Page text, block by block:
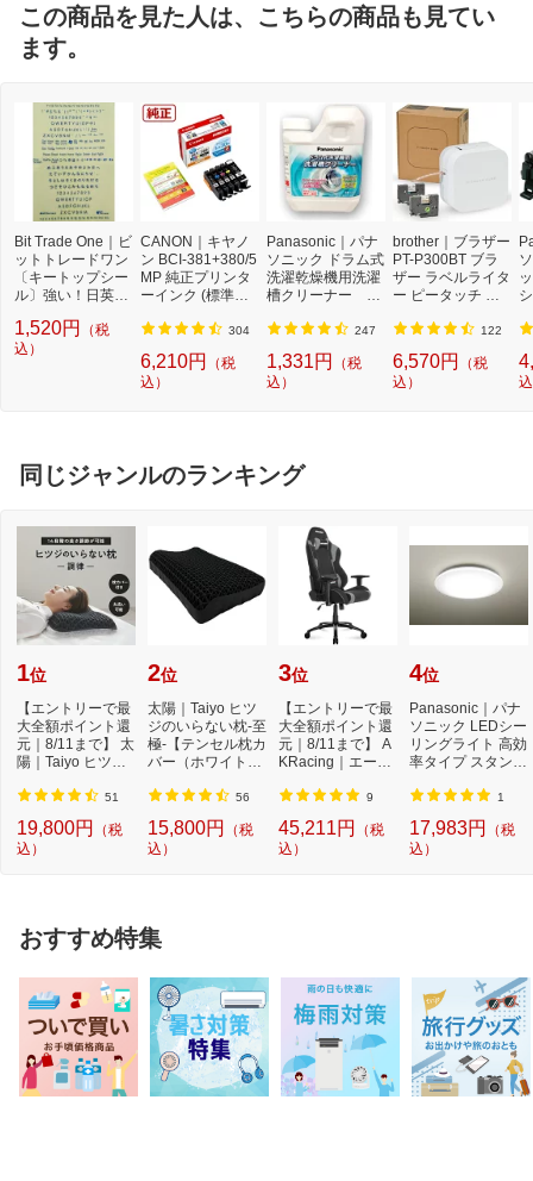
この商品を見た人は、こちらの商品も見てい
ます。
Bit Trade One｜ビ
ットトレードワン
〔キートップシー
ル〕強い！日英対
プシールセット ブ
ルー DYKTSBL
1,520円
（税
込）
CANON｜キヤノ
ン BCI-381+380/5
MP 純正プリンタ
ーインク (標準容
3813805MP] 304
6,210円
（税
込）
Panasonic｜パナ
ソニック ドラム式
洗濯乾燥機用洗濯
槽クリーナー N-
機 洗浄 洗剤 750m
l NW2]【rb_pcp】
247
1,331円
（税
込）
brother｜ブラザー
PT-P300BT ブラ
ザー ラベルライタ
ー ピータッチ キ
T (3.5mm~12mm
幅/TZeテープ) P-T
OUCH CUBE（ピ
ータッチキュー
122
6,570円
（税
込）
同じジャンルのランキング
1位
【エントリーで最
大全額ポイント還
元｜8/11まで】 太
陽｜Taiyo ヒツジ
51
19,800円
（税
込）
2位
太陽｜Taiyo ヒツ
ジのいらない枕-至
極-【テンセル枕カ
バー（ホワイト）
56
15,800円
（税
込）
3位
【エントリーで最
大全額ポイント還
元｜8/11まで】 A
KRacing｜エーケ
ー...
9
45,211円
（税
込）
4位
Panasonic｜パナ
ソニック LEDシー
リングライト 高効
率タイプ スタンダ
H...
1
17,983円
（税
込）
おすすめ特集